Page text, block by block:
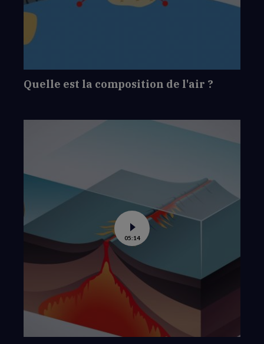
est
la
Quelle est la composition de l'air ?
Voir
la
vidéo
Qu'est-
ce
qu'un
volcan
?
05:14